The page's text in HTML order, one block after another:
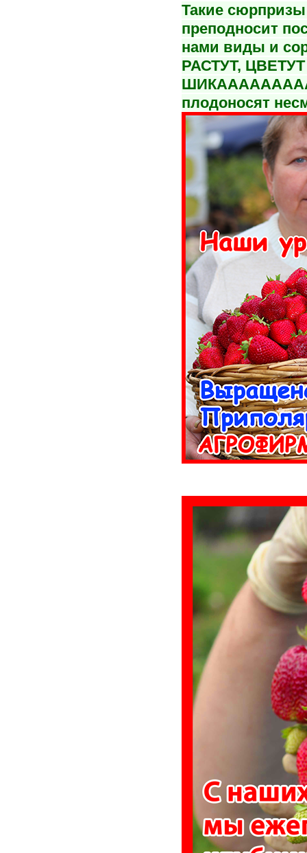
Такие
преподносит
нами виды и
РАСТУТ,
плодоносят